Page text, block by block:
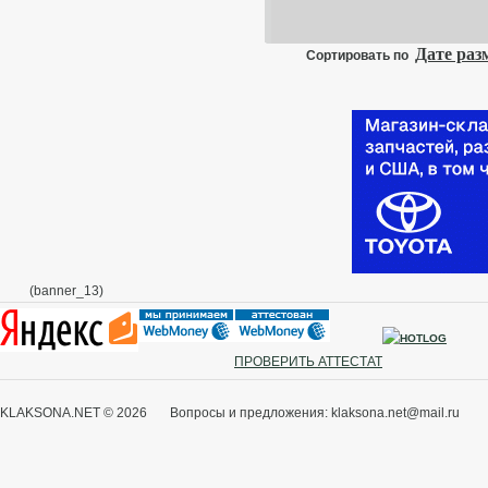
Сортировать по Дате
(banner_13)
ПРОВЕРИТЬ АТТЕСТАТ
KLAKSONA.NET © 2026 Вопросы и предложения: klaksona.net@mail.ru